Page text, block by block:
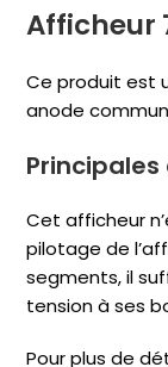
Afficheur
Ce produit est
anode
Cet afficheur
pilotage de
segments, il
tension à ses
Pour plus de